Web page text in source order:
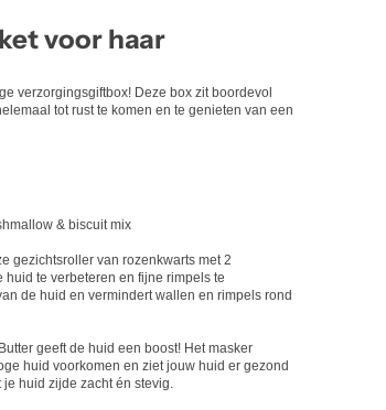
voor haar
verzorgingsgiftbox! Deze box zit boordevol
tot rust te komen en te genieten van een
& biscuit mix
gezichtsroller van rozenkwarts met 2
te verbeteren en fijne rimpels te
de huid en vermindert wallen en rimpels rond
geeft de huid een boost! Het masker
huid voorkomen en ziet jouw huid er gezond
huid zijde zacht én stevig.